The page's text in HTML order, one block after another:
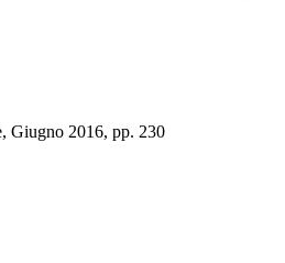
Giugno 2016, pp. 230